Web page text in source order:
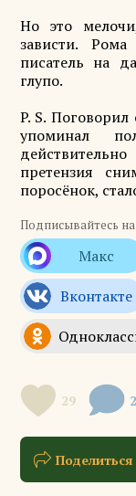
Но это
зависти.
писатель на
глупо.
P. S.
упоминал
претензия
поросёнок,
Подписывайтесь на
29
Поделиться